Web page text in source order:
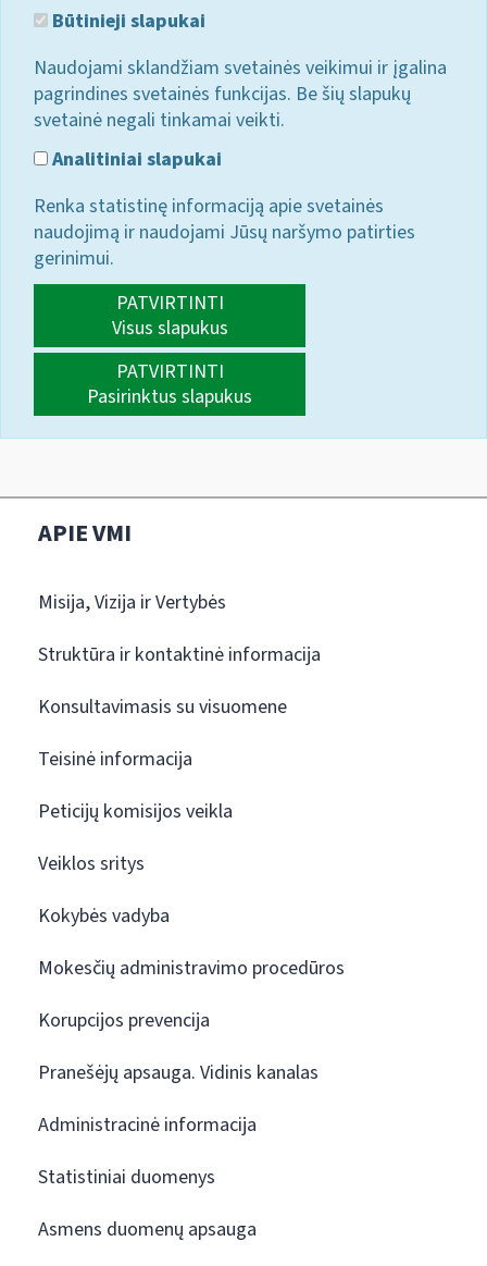
Būtinieji slapukai
Naudojami sklandžiam svetainės veikimui ir įgalina
pagrindines svetainės funkcijas. Be šių slapukų
svetainė negali tinkamai veikti.
Analitiniai slapukai
Renka statistinę informaciją apie svetainės
naudojimą ir naudojami Jūsų naršymo patirties
gerinimui.
PATVIRTINTI
Visus slapukus
PATVIRTINTI
Pasirinktus slapukus
APIE VMI
Misija, Vizija ir Vertybės
Struktūra ir kontaktinė informacija
Konsultavimasis su visuomene
Teisinė informacija
Peticijų komisijos veikla
Veiklos sritys
Kokybės vadyba
Mokesčių administravimo procedūros
Korupcijos prevencija
Pranešėjų apsauga. Vidinis kanalas
Administracinė informacija
Statistiniai duomenys
Asmens duomenų apsauga